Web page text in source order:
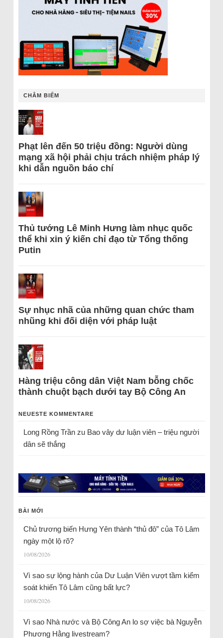
CHÂM BIẾM
Phạt lên đến 50 triệu đồng: Người dùng
mạng xã hội phải chịu trách nhiệm pháp lý
khi dẫn nguồn báo chí
Thủ tướng Lê Minh Hưng làm nhục quốc
thể khi xin ý kiến chỉ đạo từ Tổng thống
Putin
Sự nhục nhã của những quan chức tham
nhũng khi đối diện với pháp luật
Hàng triệu công dân Việt Nam bỗng chốc
thành chuột bạch dưới tay Bộ Công An
NEUESTE KOMMENTARE
Long Rồng Trầnzu Bao vây dư luận viên – triệu người
dân sẽ thắng
BÀI MỚI
Chủ trương biến Hưng Yên thành “thủ đô” của Tô Lâm
ngày một lộ rõ?
10/08/2026
Vì sao sự lộng hành của Dư Luận Viên vượt tầm kiểm
soát khiến Tô Lâm cũng bất lực?
10/08/2026
Vì sao Nhà nước và Bộ Công An lo sợ việc bà Nguyễn
Phương Hằng livestream?